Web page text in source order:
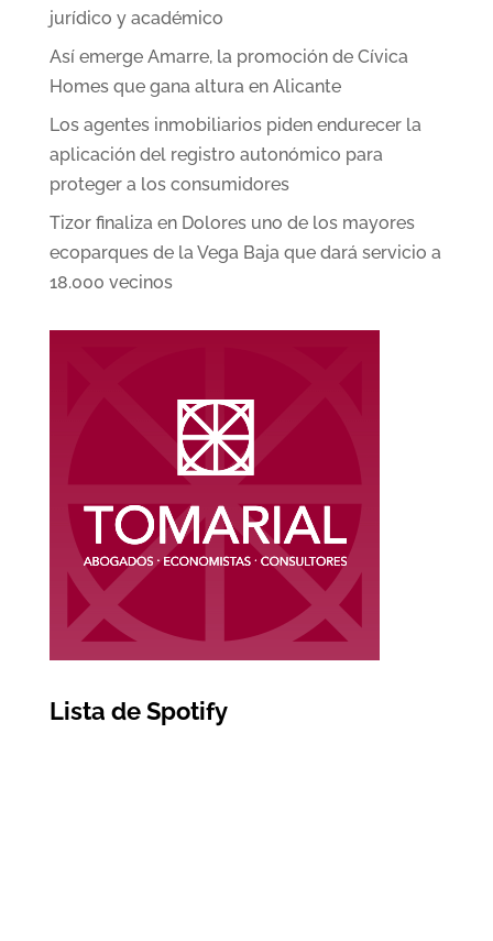
jurídico y académico
Así emerge Amarre, la promoción de Cívica
Homes que gana altura en Alicante
Los agentes inmobiliarios piden endurecer la
aplicación del registro autonómico para
proteger a los consumidores
Tizor finaliza en Dolores uno de los mayores
ecoparques de la Vega Baja que dará servicio a
18.000 vecinos
Lista de Spotify